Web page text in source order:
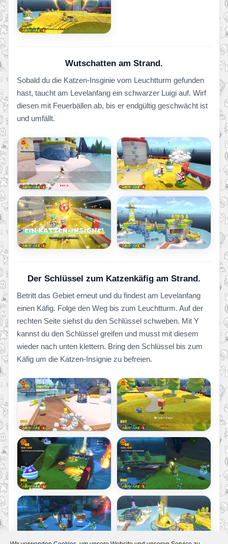
Wutschatten am Strand.
Sobald du die Katzen-Insginie vom Leuchtturm gefunden
hast, taucht am Levelanfang ein schwarzer Luigi auf. Wirf
diesen mit Feuerbällen ab, bis er endgültig geschwächt ist
und umfällt.
Der Schlüssel zum Katzenkäfig am Strand.
Betritt das Gebiet erneut und du findest am Levelanfang
einen Käfig. Folge den Weg bis zum Leuchtturm. Auf der
rechten Seite siehst du den Schlüssel schweben. Mit Y
kannst du den Schlüssel greifen und musst mit diesem
wieder nach unten klettern. Bring den Schlüssel bis zum
Käfig um die Katzen-Insignie zu befreien.